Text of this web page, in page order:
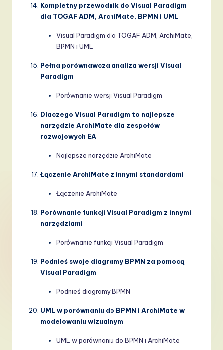
Kompletny przewodnik do Visual Paradigm
dla TOGAF ADM, ArchiMate, BPMN i UML
Visual Paradigm dla TOGAF ADM, ArchiMate,
BPMN i UML
Pełna porównawcza analiza wersji Visual
Paradigm
Porównanie wersji Visual Paradigm
Dlaczego Visual Paradigm to najlepsze
narzędzie ArchiMate dla zespołów
rozwojowych EA
Najlepsze narzędzie ArchiMate
Łączenie ArchiMate z innymi standardami
Łączenie ArchiMate
Porównanie funkcji Visual Paradigm z innymi
narzędziami
Porównanie funkcji Visual Paradigm
Podnieś swoje diagramy BPMN za pomocą
Visual Paradigm
Podnieś diagramy BPMN
UML w porównaniu do BPMN i ArchiMate w
modelowaniu wizualnym
UML w porównaniu do BPMN i ArchiMate